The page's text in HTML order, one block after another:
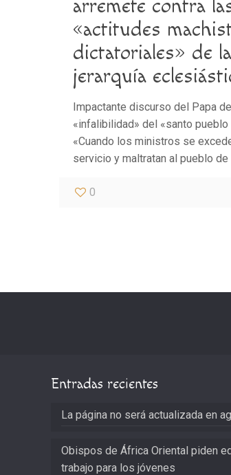
arremete contra
«actitudes
dictatoriales» de la
jerarquía
Impactante discurso del Papa
«infalibilidad» del «santo pueblo
«Cuando los ministros se
servicio y maltratan al pueblo de
0
Entradas recientes
La página no será actualizada en
Obispos de África Oriental piden
trabajo para los jóvenes